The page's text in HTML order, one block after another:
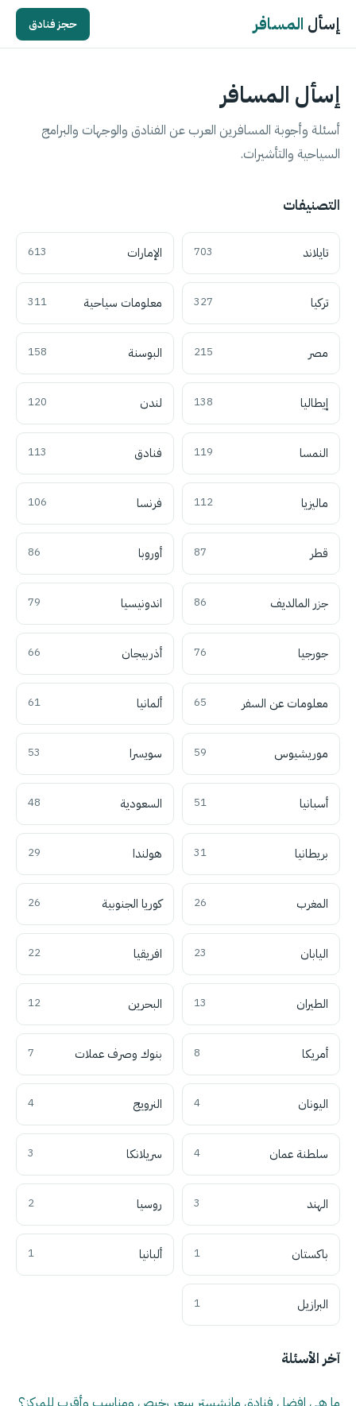
إسأل المسافر حجز فنادق
إسأل المسافر
أسئلة وأجوبة المسافرين العرب عن الفنادق والوجهات والبرامج
السياحية والتأشيرات.
التصنيفات
تايلاند 703 الإمارات 613
تركيا 327 معلومات سياحية 311
مصر 215 البوسنة 158
إيطاليا 138 لندن 120
النمسا 119 فنادق 113
ماليزيا 112 فرنسا 106
قطر 87 أوروبا 86
جزر المالديف 86 اندونيسيا 79
جورجيا 76 أذربيجان 66
معلومات عن السفر 65 ألمانيا 61
موريشيوس 59 سويسرا 53
أسبانيا 51 السعودية 48
بريطانيا 31 هولندا 29
المغرب 26 كوريا الجنوبية 26
اليابان 23 افريقيا 22
الطيران 13 البحرين 12
أمريكا 8 بنوك وصرف عملات 7
اليونان 4 النرويج 4
سلطنة عمان 4 سريلانكا 3
الهند 3 روسيا 2
باكستان 1 ألبانيا 1
البرازيل 1
آخر الأسئلة